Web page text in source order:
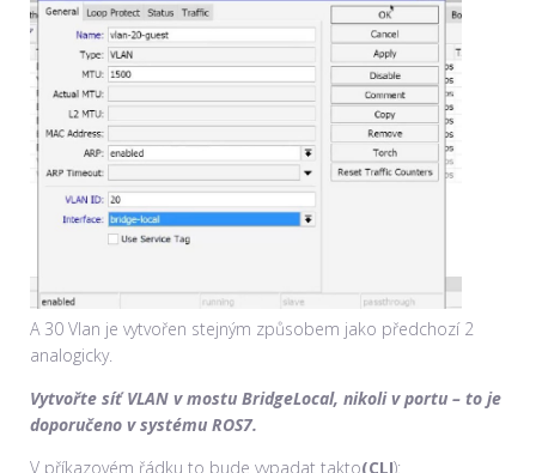
A 30 Vlan je vytvořen stejným způsobem jako předchozí 2
analogicky.
Vytvořte síť VLAN v mostu BridgeLocal, nikoli v portu – to je
doporučeno v systému ROS7.
V příkazovém řádku to bude vypadat takto(CLI):